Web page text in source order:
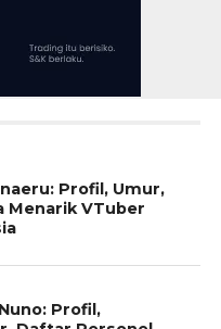
Profil, Umur,
Menarik VTuber
Profil,